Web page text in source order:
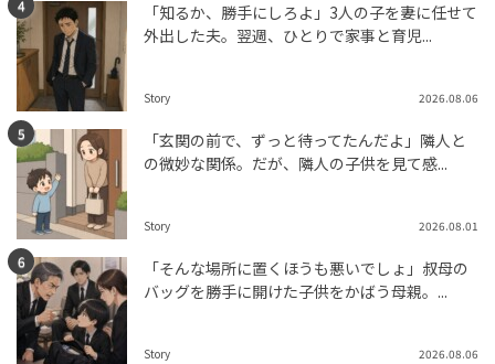
TREND（トレンド深堀）
STORY
tend Editorial Team
「知るか、勝手にしろよ」3人の子を妻に任せて
外出した夫。翌週、ひとりで家事と育児...
Story 2026.08.06
「玄関の前で、ずっと待ってたんだよ」隣人と
の微妙な関係。だが、隣人の子供を見て感...
Story 2026.08.01
「そんな場所に置くほうも悪いでしょ」叔母の
バッグを勝手に開けた子供をかばう母親。...
Story 2026.08.06